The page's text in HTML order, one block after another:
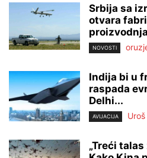
Srbija sa
otvara
NOVOSTI
Indija bi u
raspada
Delhi...
AVIJACIJA
„Treći